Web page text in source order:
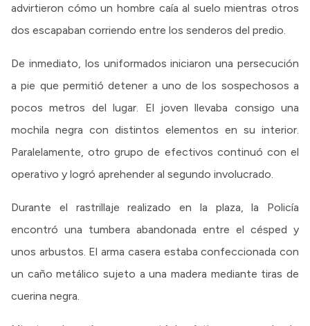
advirtieron cómo un hombre caía al suelo mientras otros
dos escapaban corriendo entre los senderos del predio.
De inmediato, los uniformados iniciaron una persecución
a pie que permitió detener a uno de los sospechosos a
pocos metros del lugar. El joven llevaba consigo una
mochila negra con distintos elementos en su interior.
Paralelamente, otro grupo de efectivos continuó con el
operativo y logró aprehender al segundo involucrado.
Durante el rastrillaje realizado en la plaza, la Policía
encontró una tumbera abandonada entre el césped y
unos arbustos. El arma casera estaba confeccionada con
un caño metálico sujeto a una madera mediante tiras de
cuerina negra.